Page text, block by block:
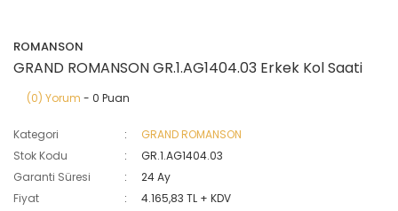
ROMANSON
GRAND ROMANSON GR.1.AG1404.03 Erkek Kol Saati
(0) Yorum - 0 Puan
Kategori
GRAND ROMANSON
Stok Kodu
GR.1.AG1404.03
Garanti Süresi
24 Ay
Fiyat
4.165,83 TL + KDV